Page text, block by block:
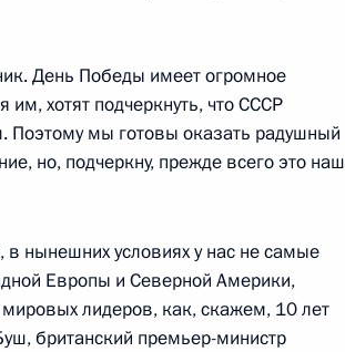
коррупции
День Победы имеет огромное
им, хотят подчеркнуть, что СССР
мы готовы оказать радушный
но, подчеркну, прежде всего это наш
в нынешних условиях у нас не самые
Европы и Северной Америки,
лидеров, как, скажем, 10 лет
британский премьер-министр